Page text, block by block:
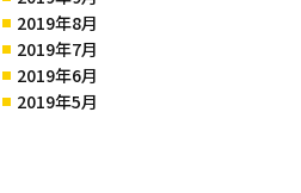
2019年8月
2019年7月
2019年6月
2019年5月